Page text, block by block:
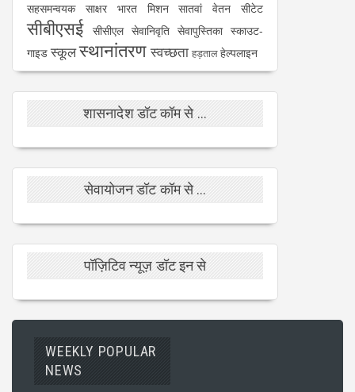
सहसमन्वयक
साक्षर भारत मिशन सातवां वेतन सीटेट
सीबीएसई सीसीएल सेवानिवृति सेवापुस्तिका स्काउट-
गाइड स्कूलस्थानांतरण स्वच्छता हड़तालहेल्पलाइन
शासनादेश डॉट कॉम से ...
सेवायोजन डॉट कॉम से ...
पॉज़िटिव न्यूज़ डॉट इन से
WEEKLY POPULAR
NEWS